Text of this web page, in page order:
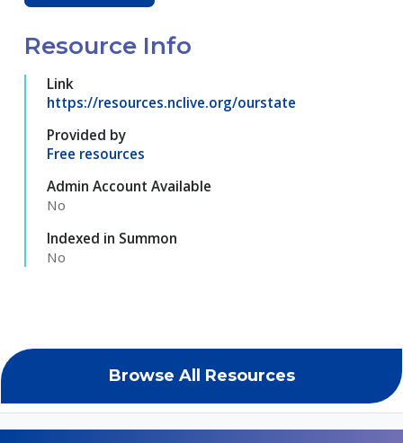
Browse All Resources
Resource Info
Link
https://resources.nclive.org/ourstate
Provided by
Free resources
Admin Account Available
No
Indexed in Summon
No